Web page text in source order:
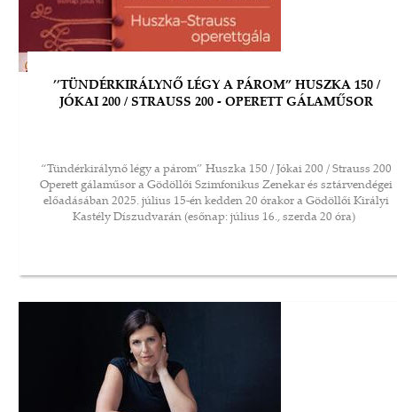
’’TÜNDÉRKIRÁLYNŐ LÉGY A PÁROM” HUSZKA 150 /
JÓKAI 200 / STRAUSS 200 - OPERETT GÁLAMŰSOR
“Tündérkirálynő légy a párom” Huszka 150 / Jókai 200 / Strauss 200
Operett gálaműsor a Gödöllői Szimfonikus Zenekar és sztárvendégei
előadásában 2025. július 15-én kedden 20 órakor a Gödöllői Királyi
Kastély Díszudvarán (esőnap: július 16., szerda 20 óra)